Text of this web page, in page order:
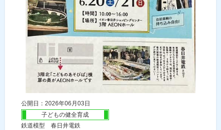
公開日：2026年06月03日
子どもの健全育成
鉄道模型 春日井電鉄